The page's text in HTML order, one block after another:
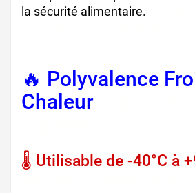
la sécurité alimentaire.
🔥 Polyvalence
Chaleur
🌡️ Utilisable de -40°C à